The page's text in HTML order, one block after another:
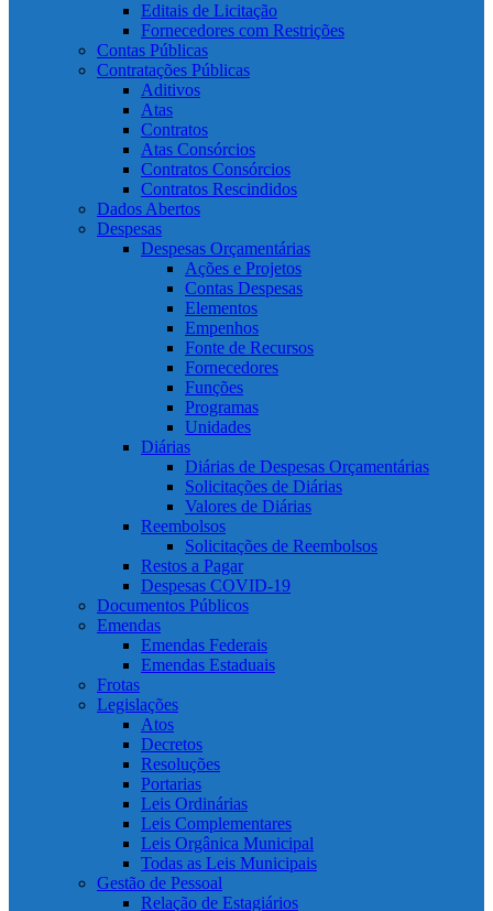
Editais de Licitação
Fornecedores com Restrições
Contas Públicas
Contratações Públicas
Aditivos
Atas
Contratos
Atas Consórcios
Contratos Consórcios
Contratos Rescindidos
Dados Abertos
Despesas
Despesas Orçamentárias
Ações e Projetos
Contas Despesas
Elementos
Empenhos
Fonte de Recursos
Fornecedores
Funções
Programas
Unidades
Diárias
Diárias de Despesas Orçamentárias
Solicitações de Diárias
Valores de Diárias
Reembolsos
Solicitações de Reembolsos
Restos a Pagar
Despesas COVID-19
Documentos Públicos
Emendas
Emendas Federais
Emendas Estaduais
Frotas
Legislações
Atos
Decretos
Resoluções
Portarias
Leis Ordinárias
Leis Complementares
Leis Orgânica Municipal
Todas as Leis Municipais
Gestão de Pessoal
Relação de Estagiários